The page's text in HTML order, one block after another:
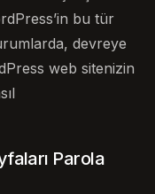
bu tür
devreye
web sitenizin
Parola